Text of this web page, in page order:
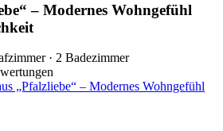
– Modernes Wohngefühl
· 2 Badezimmer
„Pfalzliebe“ – Modernes Wohngefühl